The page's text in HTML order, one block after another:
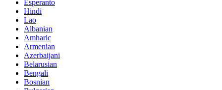
Esperanto
Hindi
Lao
Albanian
Amharic
Armenian
Azerbaijani
Belarusian
Bengali
Bosnian